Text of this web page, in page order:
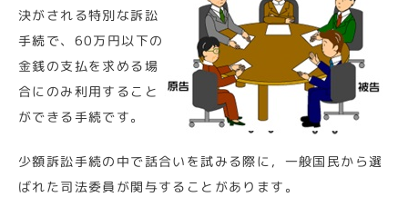
決がされる特別な訴訟
手続で、60万円以下の
金銭の支払を求める場
合にのみ利用すること
ができる手続です。
少額訴訟手続の中で話合いを試みる際に，一般国民から選
ばれた司法委員が関与することがあります。